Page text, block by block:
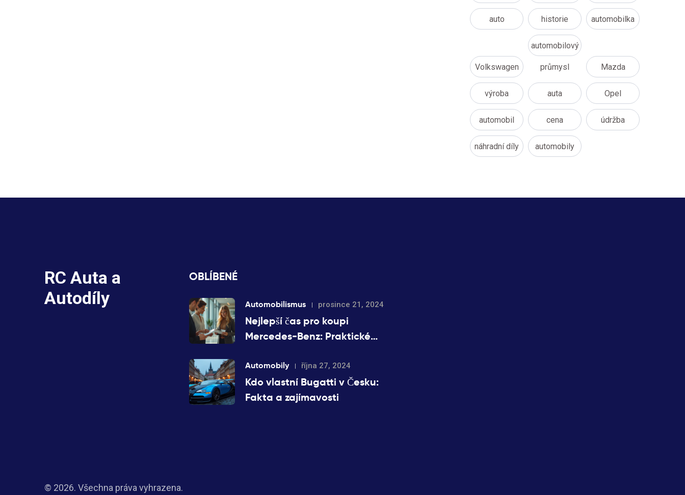
auto historie automobilka
Volkswagen
automobilový
průmysl Mazda
výroba auta Opel
automobil cena údržba
náhradní díly automobily
RC Auta a
Autodíly
OBLÍBENÉ
Automobilismus prosince 21, 2024
Nejlepší čas pro koupi
Mercedes-Benz: Praktické
Automobily října 27, 2024
Kdo vlastní Bugatti v Česku:
Fakta a zajímavosti
© 2026. Všechna práva vyhrazena.